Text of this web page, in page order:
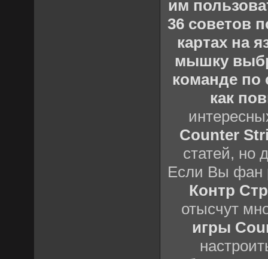
им
36 советов
картах на
мышку
команде по
как
Counter
статей, но
Если Вы фан
Контр
отысчут
игры